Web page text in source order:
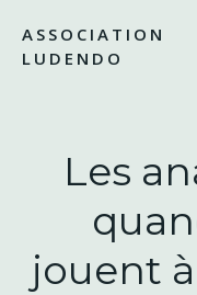
ASSOCIATION
LUDENDO
Les
jouent